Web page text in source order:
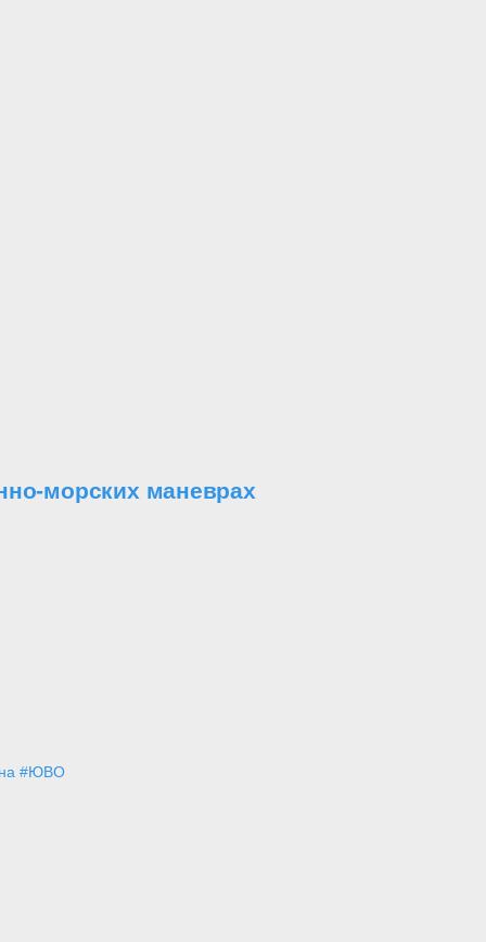
морских маневрах
#ЮВО